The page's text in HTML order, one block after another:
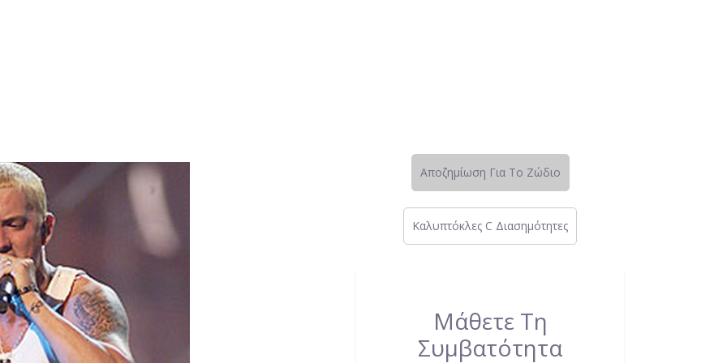
Αποζημίωση Για Το Ζώδιο
Καλυπτόκλες C Διασημότητες
Μάθετε Τη
Συμβατότητα